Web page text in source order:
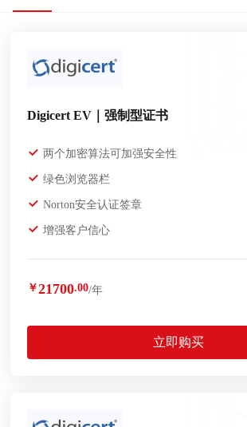
Digicert EV｜强制型证书
两个加密算法可加强安全性
绿色浏览器栏
Norton安全认证签章
增强客户信心
￥21700.00/年
立即购买